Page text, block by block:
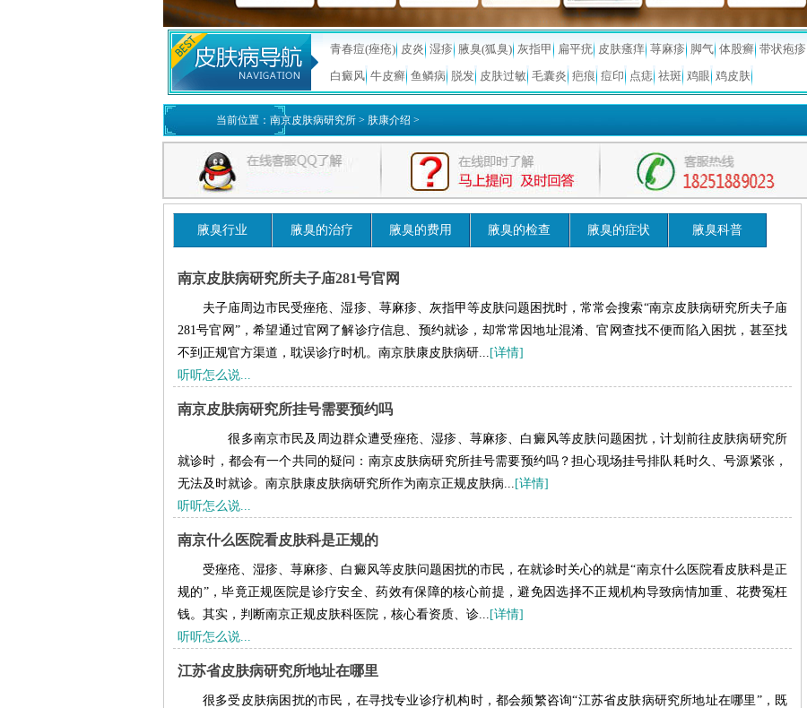
青春痘(痤疮) 皮炎 湿疹 腋臭(狐臭) 灰指甲 扁平疣 皮肤瘙痒 荨麻疹 脚气 体股癣 带状疱疹
白癜风 牛皮癣 鱼鳞病 脱发 皮肤过敏 毛囊炎 疤痕 痘印 点痣 祛斑 鸡眼 鸡皮肤
当前位置： 南京皮肤病研究所 > 肤康介绍 >
腋臭行业 腋臭的治疗 腋臭的费用 腋臭的检查 腋臭的症状 腋臭科普
南京皮肤病研究所夫子庙281号官网
夫子庙周边市民受痤疮、湿疹、荨麻疹、灰指甲等皮肤问题困扰时，常常会搜索“南京皮肤病研究所夫子庙
281号官网”，希望通过官网了解诊疗信息、预约就诊，却常常因地址混淆、官网查找不便而陷入困扰，甚至找
不到正规官方渠道，耽误诊疗时机。南京肤康皮肤病研... [详情]
听听怎么说...
南京皮肤病研究所挂号需要预约吗
很多南京市民及周边群众遭受痤疮、湿疹、荨麻疹、白癜风等皮肤问题困扰，计划前往皮肤病研究所
就诊时，都会有一个共同的疑问：南京皮肤病研究所挂号需要预约吗？担心现场挂号排队耗时久、号源紧张，
无法及时就诊。南京肤康皮肤病研究所作为南京正规皮肤病... [详情]
听听怎么说...
南京什么医院看皮肤科是正规的
受痤疮、湿疹、荨麻疹、白癜风等皮肤问题困扰的市民，在就诊时关心的就是“南京什么医院看皮肤科是正
规的”，毕竟正规医院是诊疗安全、药效有保障的核心前提，避免因选择不正规机构导致病情加重、花费冤枉
钱。其实，判断南京正规皮肤科医院，核心看资质、诊... [详情]
听听怎么说...
江苏省皮肤病研究所地址在哪里
很多受皮肤病困扰的市民，在寻找专业诊疗机构时，都会频繁咨询“江苏省皮肤病研究所地址在哪里”，既